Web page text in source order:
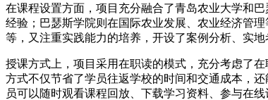
在课程设置方面，项目充分融合了青岛农业大学和
经验；巴瑟斯学院则在国际农业发展、农业经济管
等，又注重实践能力的培养，开设了案例分析、实
授课方式上，项目采用在职读的模式，充分考虑了
方式不仅节省了学员往返学校的时间和交通成本，
员可以随时观看课程回放、下载学习资料、参与在